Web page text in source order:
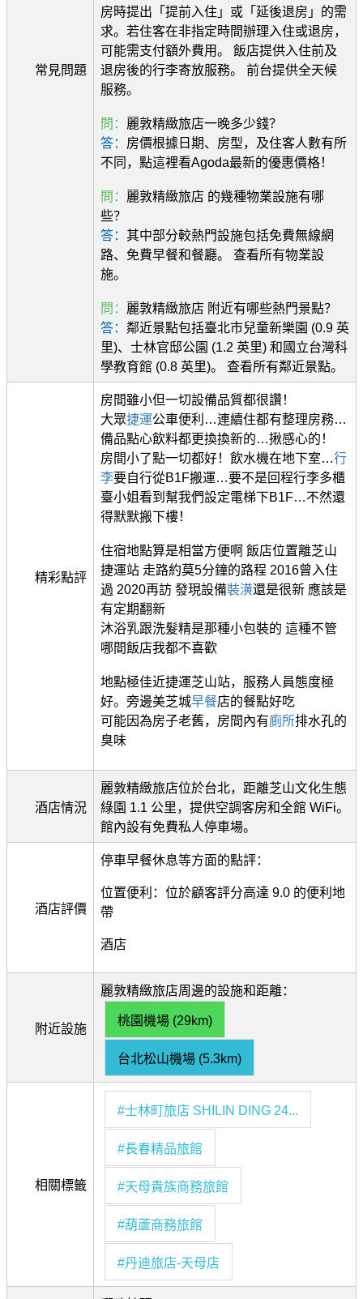
常見問題
房時提出「提前入住」或「延後退房」的需
求。若住客在非指定時間辦理入住或退房，
可能需支付額外費用。 飯店提供入住前及
退房後的行李寄放服務。 前台提供全天候
服務。
問： 麗敦精緻旅店一晚多少錢？
答： 房價根據日期、房型，及住客人數有所
不同，點這裡看Agoda最新的優惠價格！
問： 麗敦精緻旅店 的幾種物業設施有哪
些？
答： 其中部分較熱門設施包括免費無線網
路、免費早餐和餐廳。 查看所有物業設
施。
問： 麗敦精緻旅店 附近有哪些熱門景點？
答： 鄰近景點包括臺北市兒童新樂園 (0.9 英
里)、士林官邸公園 (1.2 英里) 和國立台灣科
學教育館 (0.8 英里)。 查看所有鄰近景點。
精彩點評
房間雖小但一切設備品質都很讚！
大眾捷運公車便利…連續住都有整理房務…
備品點心飲料都更換換新的…揪感心的！
房間小了點一切都好！飲水機在地下室…行
李要自行從B1F搬運…要不是回程行李多櫃
臺小姐看到幫我們設定電梯下B1F…不然還
得默默搬下樓！
住宿地點算是相當方便啊 飯店位置離芝山
捷運站 走路約莫5分鐘的路程 2016曾入住
過 2020再訪 發現設備裝潢還是很新 應該是
有定期翻新
沐浴乳跟洗髮精是那種小包裝的 這種不管
哪間飯店我都不喜歡
地點極佳近捷運芝山站，服務人員態度極
好。旁邊美芝城早餐店的餐點好吃
可能因為房子老舊，房間內有廁所排水孔的
臭味
酒店情況
麗敦精緻旅店位於台北，距離芝山文化生態
綠園 1.1 公里，提供空調客房和全館 WiFi。
館內設有免費私人停車場。
酒店評價
停車早餐休息等方面的點評：
位置便利：位於顧客評分高達 9.0 的便利地
帶
酒店
附近設施
麗敦精緻旅店周邊的設施和距離：
桃園機場 (29km)
台北松山機場 (5.3km)
相關標籤
#士林町旅店 SHILIN DING 24...
#長春精品旅館
#天母貴族商務旅館
#葫蘆商務旅館
#丹迪旅店‑天母店